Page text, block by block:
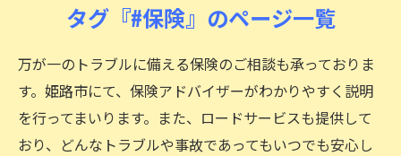
タグ『#保険』のページ一覧
万が一のトラブルに備える保険のご相談も承っておりま
す。姫路市にて、保険アドバイザーがわかりやすく説明
を行ってまいります。また、ロードサービスも提供して
おり、どんなトラブルや事故であってもいつでも安心し